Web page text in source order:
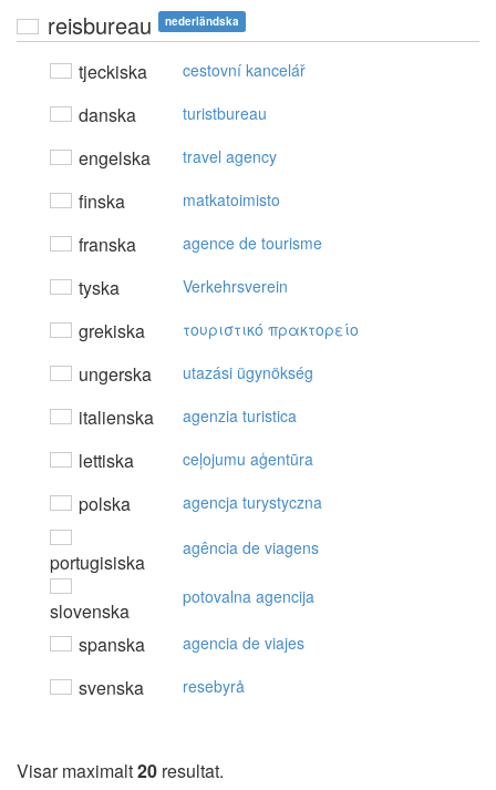
reisbureau nederländska
tjeckiska cestovní kancelář
danska turistbureau
engelska travel agency
finska matkatoimisto
franska agence de tourisme
tyska Verkehrsverein
grekiska τoυριστικό πρακτoρείo
ungerska utazási ügynökség
italienska agenzia turistica
lettiska ceļojumu aģentūra
polska agencja turystyczna
portugisiska
agência de viagens
slovenska
potovalna agencija
spanska agencia de viajes
svenska resebyrå
Visar maximalt20 resultat.